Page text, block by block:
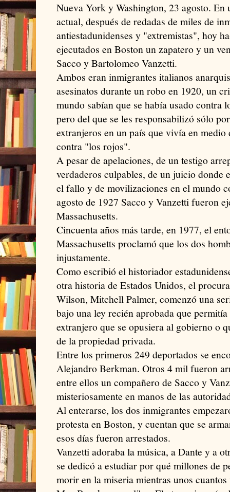
Nueva York y Washington, 23 agosto.
actual, después de redadas de miles de
antiestadunidenses y "extremistas", hoy
ejecutados en Boston un zapatero y un
Sacco y Bartolomeo Vanzetti.
Ambos eran inmigrantes italianos
asesinatos durante un robo en 1920, un
mundo sabían que se había usado contra
pero del que se les responsabilizó sólo
extranjeros en un país que vivía en
contra "los rojos".
A pesar de apelaciones, de un testigo
verdaderos culpables, de un juicio donde
el fallo y de movilizaciones en el mundo
agosto de 1927 Sacco y Vanzetti fueron
Massachusetts.
Cincuenta años más tarde, en 1977, el
Massachusetts proclamó que los dos
injustamente.
Como escribió el historiador
otra historia de Estados Unidos, el
Wilson, Mitchell Palmer, comenzó una
bajo una ley recién aprobada que
extranjero que se opusiera al gobierno o
de la propiedad privada.
Entre los primeros 249 deportados se
Alejandro Berkman. Otros 4 mil fueron
entre ellos un compañero de Sacco y
misteriosamente en manos de las
Al enterarse, los dos inmigrantes
protesta en Boston, y cuentan que se
esos días fueron arrestados.
Vanzetti adoraba la música, a Dante y a
se dedicó a estudiar por qué millones de
morir en la miseria mientras unos